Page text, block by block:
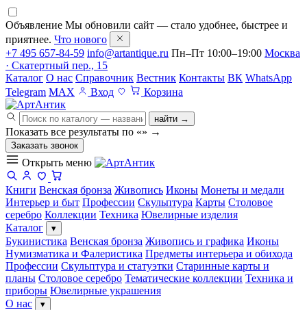
Объявление Мы обновили сайт — стало удобнее, быстрее и
приятнее. Что нового
+7 495 657-84-59 info@artantique.ru Пн–Пт 10:00–19:00 Москва
· Скатертный пер., 15
Каталог О нас Справочник Вестник Контакты ВК WhatsApp
Telegram MAX Вход Корзина
найти →
Показать все результаты по «» →
Заказать звонок
Открыть меню
Книги Венская бронза Живопись Иконы Монеты и медали
Интерьер и быт Профессии Скульптура Карты Столовое
серебро Коллекции Техника Ювелирные изделия
Каталог
▾
Букинистика Венская бронза Живопись и графика Иконы
Нумизматика и Фалеристика Предметы интерьера и обихода
Профессии Скульптура и статуэтки Старинные карты и
планы Столовое серебро Тематические коллекции Техника и
приборы Ювелирные украшения
О нас
▾